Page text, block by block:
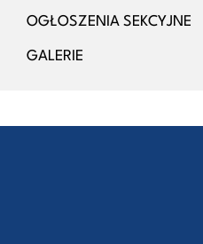
OGŁOSZENIA SEKCYJNE
GALERIE